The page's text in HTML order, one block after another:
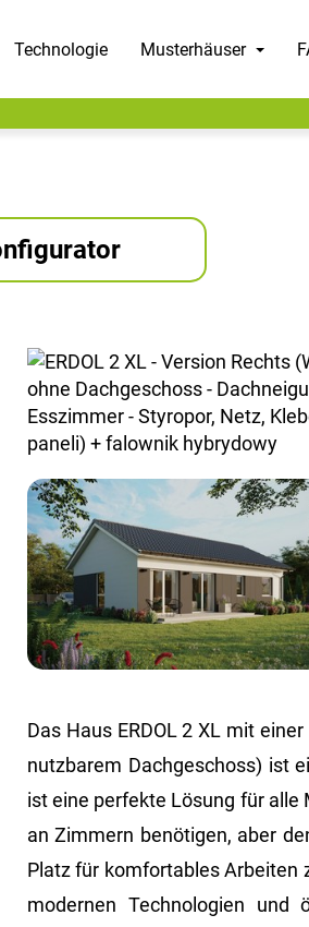
Technologie Musterhäuser
Das Haus ERDOL 2 XL mit
nutzbarem Dachgeschoss) ist
ist eine perfekte Lösung für alle
an Zimmern benötigen, aber
Platz für komfortables Arbeiten
modernen Technologien und